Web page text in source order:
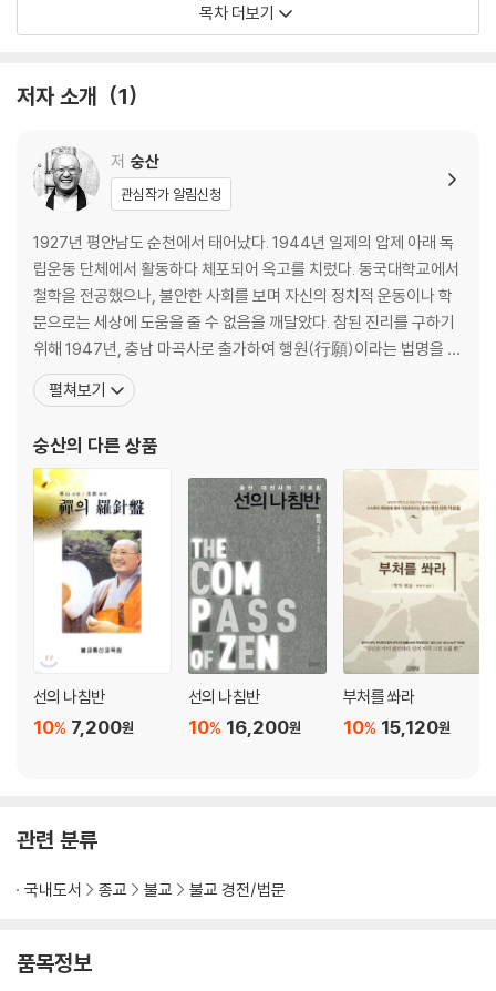
제7화 불생불멸의 본성
제9화 용수와 제바
제10화 일심적정
제11화 확연무성
제12화 선의 진미 1
제13화 선의 진미 2
제14화 본래무일물
제15화 불사선 불사악
제16화 좌선과 제일의
제17화 일체무위
제18화 묵언의 대설법
제20화 주장자와 대자대비
...( 중 략)
제81화 소동파의 오도1
제82화 소동파의 오도2
제83화 파자소암
제84화 향엄과 죽성
제85화 영운과 복사꽃
제86화 소승대지
제87화 애도가 참공양1
제88화 애도가 참공양2
제92화 조주와 노파
제93화 덕산탁삼
제94화 동산의 삼돈방
제96화 수산죽비
목차 더보기
저자 소개 1
저 숭산
관심작가 알림신청
1927년 평안남도 순천에서 태어났다. 1944년 일제의 압제 아래 독
립운동 단체에서 활동하다 체포되어 옥고를 치렀다. 동국대학교에서
철학을 전공했으나, 불안한 사회를 보며 자신의 정치적 운동이나 학
문으로는 세상에 도움을 줄 수 없음을 깨달았다. 참된 진리를 구하기
위해 1947년, 충남 마곡사로 출가하여 행원(行願)이라는 법명을 받
았다. 1949년 예산 수덕사에서 당시 한국 불교의 대표적 선지식이었
던 고봉 대선사로부터 전법게(傳法偈)와 숭산(崇山)이라는 당호
님은 ‘너의 법(法)이 세계에 크게 퍼질 것’이
펼쳐보기
숭산의 다른 상품
선의 나침반
7,200원
10%
선의 나침반
16,200원
10%
부처를 쏴라
15,120원
10%
관련 분류
국내도서 종교 불교 불교 경전/법문
품목정보